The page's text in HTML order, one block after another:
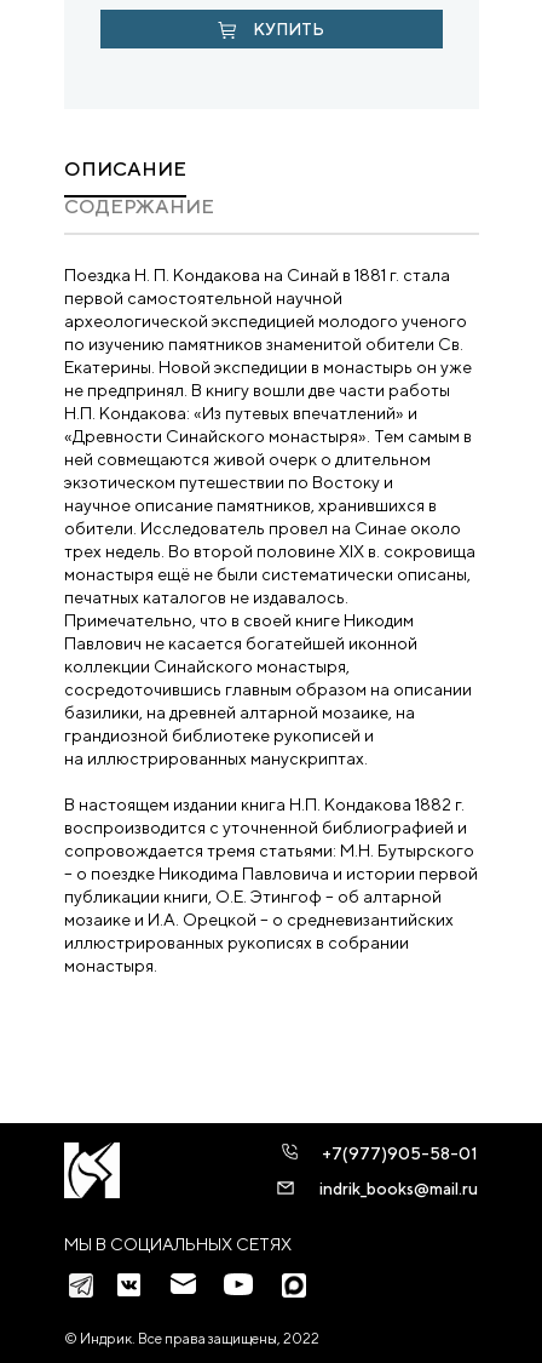
КУПИТЬ
ОПИСАНИЕ
CОДЕРЖАНИЕ
Поездка Н. П. Кондакова на Синай в 1881 г. стала
первой самостоятельной научной
археологической экспедицией молодого ученого
по изучению памятников знаменитой обители Св.
Екатерины. Новой экспедиции в монастырь он уже
не предпринял. В книгу вошли две части работы
Н.П. Кондакова: «Из путевых впечатлений» и
«Древности Синайского монастыря». Тем самым в
ней совмещаются живой очерк о длительном
экзотическом путешествии по Востоку и
научное описание памятников, хранившихся в
обители. Исследователь провел на Синае около
трех недель. Во второй половине XIX в. сокровища
монастыря ещё не были систематически описаны,
печатных каталогов не издавалось.
Примечательно, что в своей книге Никодим
Павлович не касается богатейшей иконной
коллекции Синайского монастыря,
сосредоточившись главным образом на описании
базилики, на древней алтарной мозаике, на
грандиозной библиотеке рукописей и
на иллюстрированных манускриптах.
В настоящем издании книга Н.П. Кондакова 1882 г.
воспроизводится с уточненной библиографией и
сопровождается тремя статьями: М.Н. Бутырского
– о поездке Никодима Павловича и истории первой
публикации книги, О.Е. Этингоф – об алтарной
мозаике и И.А. Орецкой – о средневизантийских
иллюстрированных рукописях в собрании
монастыря.
МЫ В СОЦИАЛЬНЫХ СЕТЯХ
+7(977)905-58-01
indrik_books@mail.ru
© Индрик. Все права защищены, 2022